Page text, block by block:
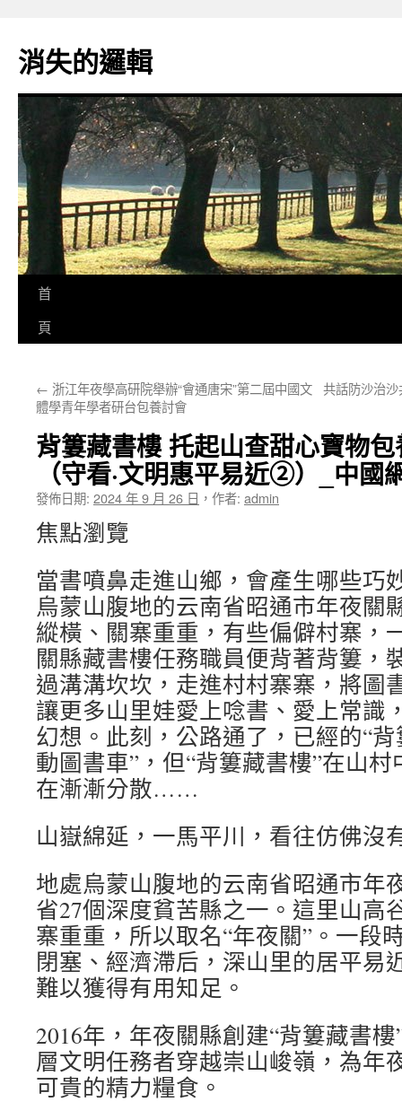
主
要
消失的邏輯
首
頁
← 浙江年夜學高研院舉辦“會通唐宋”第二屆中國文
體學青年學者研台包養討會
共話防沙治
背簍藏書樓 托起山查甜心寶物
（守看·文明惠平易近②）_中國
發佈日期: 2024 年 9 月 26 日 ， 作者: admin
焦點瀏覽
當書噴鼻走進山鄉，會產生哪些巧
烏蒙山腹地的云南省昭通市年夜關
縱橫、關寨重重，有些偏僻村寨，
關縣藏書樓任務職員便背著背簍，
過溝溝坎坎，走進村村寨寨，將圖
讓更多山里娃愛上唸書、愛上常識
幻想。此刻，公路通了，已經的“
動圖書車”，但“背簍藏書樓”在山
在漸漸分散……
山嶽綿延，一馬平川，看往仿佛沒
地處烏蒙山腹地的云南省昭通市年
省27個深度貧苦縣之一。這里山高
寨重重，所以取名“年夜關”。一段
閉塞、經濟滯后，深山里的居平易
難以獲得有用知足。
2016年，年夜關縣創建“背簍藏書
層文明任務者穿越崇山峻嶺，為年
可貴的精力糧食。